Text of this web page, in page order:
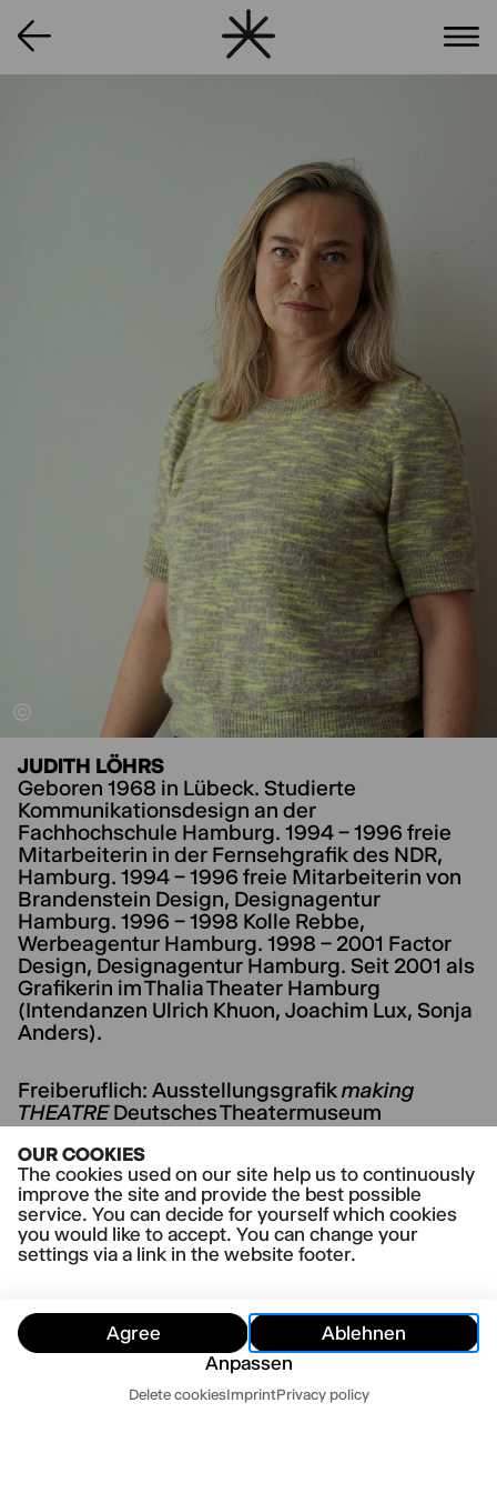
OUR COOKIES
The cookies used on our site help us to continuously
improve the site and provide the best possible
service. You can decide for yourself which cookies
you would like to accept. You can change your
settings via a link in the website footer.
Agree
Ablehnen
Anpassen
Delete cookiesImprintPrivacy policy
JUDITH LÖHRS
Geboren 1968 in Lübeck. Studierte
Kommunikationsdesign an der
Fachhochschule Hamburg. 1994 – 1996 freie
Mitarbeiterin in der Fernsehgrafik des NDR,
Hamburg. 1994 – 1996 freie Mitarbeiterin von
Brandenstein Design, Designagentur
Hamburg. 1996 – 1998 Kolle Rebbe,
Werbeagentur Hamburg. 1998 – 2001 Factor
Design, Designagentur Hamburg. Seit 2001 als
Grafikerin im Thalia Theater Hamburg
(Intendanzen Ulrich Khuon, Joachim Lux, Sonja
Anders).
Freiberuflich: Ausstellungsgrafikmaking
THEATREDeutsches Theatermuseum
München.